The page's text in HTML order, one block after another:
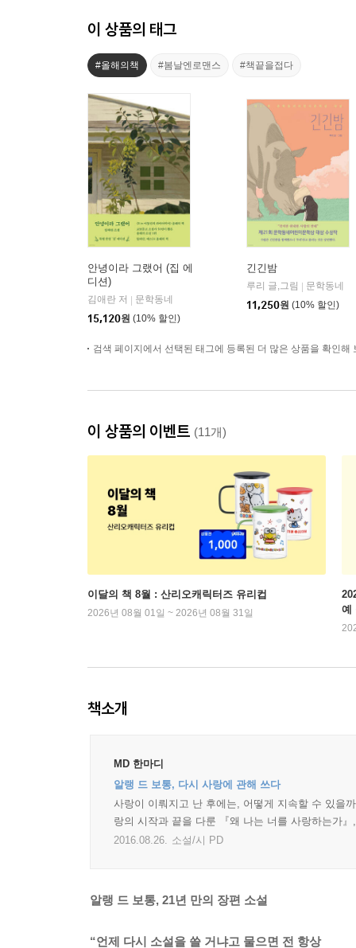
이 상품의 태그
#올해의책 #봄날엔로맨스 #책끝을접다
안녕이라 그랬어 (집 에
디션)
김애란 저
문학동네
15,120원 (10% 할인)
긴긴밤
루리 글,그림
문학동네
11,250원 (10% 할인)
검색 페이지에서 선택된 태그에 등록된 더 많은 상품을 확인해
이 상품의 이벤트 (11개)
이달의 책 8월 : 산리오캐릭터즈 유리컵
2026년 08월 01일 ~ 2026년 08월 31일
예
책소개
MD 한마디
알랭 드 보통, 다시 사랑에 관해 쓰다
사랑이 이뤄지고 난 후에는, 어떻게 지속할 수 있을
랑의 시작과 끝을 다룬 『왜 나는 너를 사랑하는가
2016.08.26. 소설/시 PD
알랭 드 보통, 21년 만의 장편 소설
“언제 다시 소설을 쓸 거냐고 물으면 전 항상